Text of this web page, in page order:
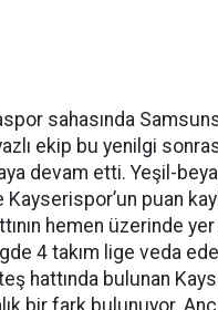
sahasında
ekip bu yenilgi
devam etti. Yeşil-
Kayserispor’un puan
hemen üzerinde yer
4 takım lige veda
hattında bulunan
bir fark bulunuyor.